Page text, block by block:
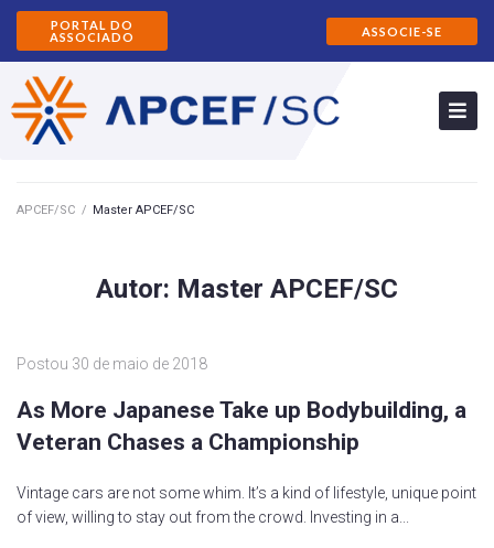
PORTAL DO
ASSOCIADO
ASSOCIE-SE
APCEF/SC / Master APCEF/SC
Autor: Master APCEF/SC
Postou 30 de maio de 2018
As More Japanese Take up Bodybuilding, a
Veteran Chases a Championship
Vintage cars are not some whim. It’s a kind of lifestyle, unique point
of view, willing to stay out from the crowd. Investing in a...